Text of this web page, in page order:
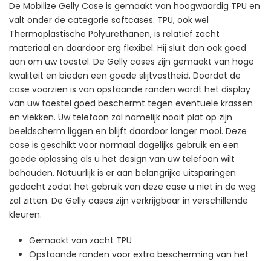
De Mobilize Gelly Case is gemaakt van hoogwaardig TPU en
valt onder de categorie softcases. TPU, ook wel
Thermoplastische Polyurethanen, is relatief zacht
materiaal en daardoor erg flexibel. Hij sluit dan ook goed
aan om uw toestel. De Gelly cases zijn gemaakt van hoge
kwaliteit en bieden een goede slijtvastheid. Doordat de
case voorzien is van opstaande randen wordt het display
van uw toestel goed beschermt tegen eventuele krassen
en vlekken. Uw telefoon zal namelijk nooit plat op zijn
beeldscherm liggen en blijft daardoor langer mooi. Deze
case is geschikt voor normaal dagelijks gebruik en een
goede oplossing als u het design van uw telefoon wilt
behouden. Natuurlijk is er aan belangrijke uitsparingen
gedacht zodat het gebruik van deze case u niet in de weg
zal zitten. De Gelly cases zijn verkrijgbaar in verschillende
kleuren.
Gemaakt van zacht TPU
Opstaande randen voor extra bescherming van het